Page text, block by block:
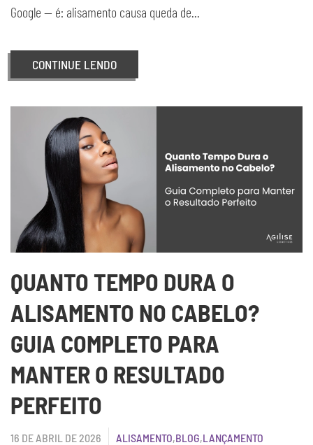
Google — é: alisamento causa queda de...
CONTINUE LENDO
QUANTO TEMPO DURA O
ALISAMENTO NO CABELO?
GUIA COMPLETO PARA
MANTER O RESULTADO
PERFEITO
16 DE ABRIL DE 2026 ALISAMENTO,BLOG,LANÇAMENTO